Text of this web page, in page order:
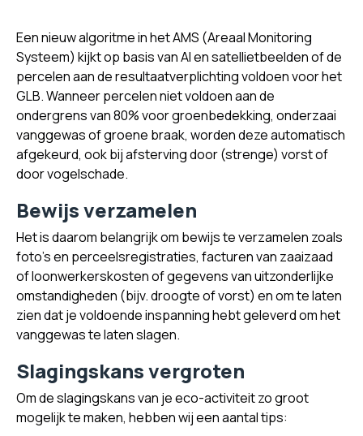
Een nieuw algoritme in het AMS (Areaal Monitoring
Systeem) kijkt op basis van AI en satellietbeelden of de
percelen aan de resultaatverplichting voldoen voor het
GLB. Wanneer percelen niet voldoen aan de
ondergrens van 80% voor groenbedekking, onderzaai
vanggewas of groene braak, worden deze automatisch
afgekeurd, ook bij afsterving door (strenge) vorst of
door vogelschade.
Bewijs verzamelen
Het is daarom belangrijk om bewijs te verzamelen zoals
foto’s en perceelsregistraties, facturen van zaaizaad
of loonwerkerskosten of gegevens van uitzonderlijke
omstandigheden (bijv. droogte of vorst) en om te laten
zien dat je voldoende inspanning hebt geleverd om het
vanggewas te laten slagen.
Slagingskans vergroten
Om de slagingskans van je eco-activiteit zo groot
mogelijk te maken, hebben wij een aantal tips: